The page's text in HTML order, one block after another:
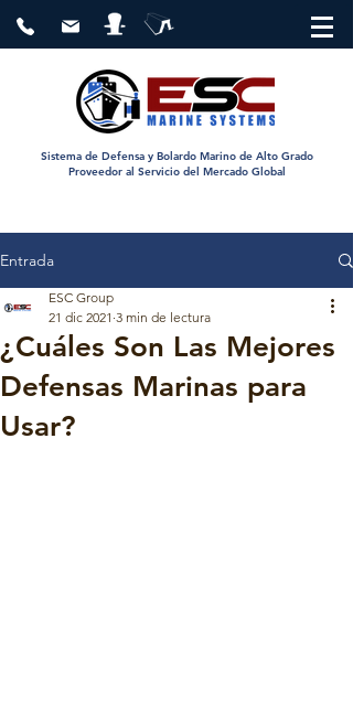
Sistema de Defensa y Bolardo Marino de Alto Grado
Proveedor al Servicio del Mercado Global
Entrada
¿Cuáles Son Las Mejores
Defensas Marinas para
Usar?
ESC Group
21 dic 2021 3 min de lectura